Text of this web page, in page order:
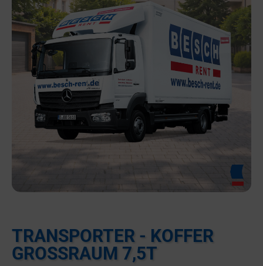
TRANSPORTER - KOFFER
GROSSRAUM 7,5T